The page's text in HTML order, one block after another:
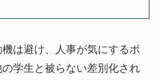
は避け、人事が気にするポ
学生と被らない差別化され